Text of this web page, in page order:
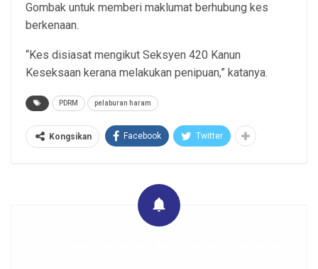
Gombak untuk memberi maklumat berhubung kes
berkenaan.
“Kes disiasat mengikut Seksyen 420 Kanun
Keseksaan kerana melakukan penipuan,” katanya.
PDRM pelaburan haram
Kongsikan Facebook Twitter